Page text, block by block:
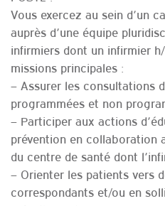
Vous exercez au sein d’un
auprès d’une équipe
infirmiers dont un infirmier
missions principales :
– Assurer les consultations
programmées et non
– Participer aux actions
prévention en collaboration
du centre de santé dont
– Orienter les patients vers
correspondants et/ou en